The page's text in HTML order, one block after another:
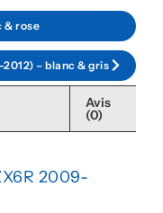
& rose
– blanc & gris
Avis
(0)
2009-